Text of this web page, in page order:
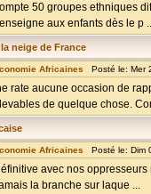
50 groupes ethniques
aux enfants dès le p
neige de France
Africaines Posté le: Mer
rate aucune occasion de
de quelque chose.
Africaines Posté le: Dim
avec nos
la branche sur laque ...